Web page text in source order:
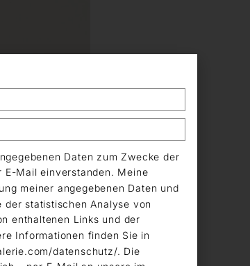
Daten zum Zwecke der
E-Mail einverstanden. Meine
meiner angegebenen Daten und
der statistischen Analyse von
enthaltenen Links und der
Informationen finden Sie in
datenschutz/. Die